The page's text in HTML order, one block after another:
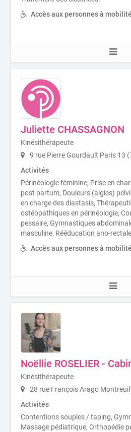
Accès aux personnes à
Juliette CHASSAGNON
Kinésithérapeute
9 rue Pierre Gourdault Paris 13
Activités
Périnéologie féminine, Prise en
post partum, Douleurs (algies)
en charge des diastasis,
ostéopathiques en périnéologie,
pessaire, Gymnastiques
masculine, Rééducation ano-
Accès aux personnes à
Noëllie ROSELIER -
Kinésithérapeute
28 rue François Arago
Activités
Contentions souples / taping,
Massage pédiatrique, Orthopédie